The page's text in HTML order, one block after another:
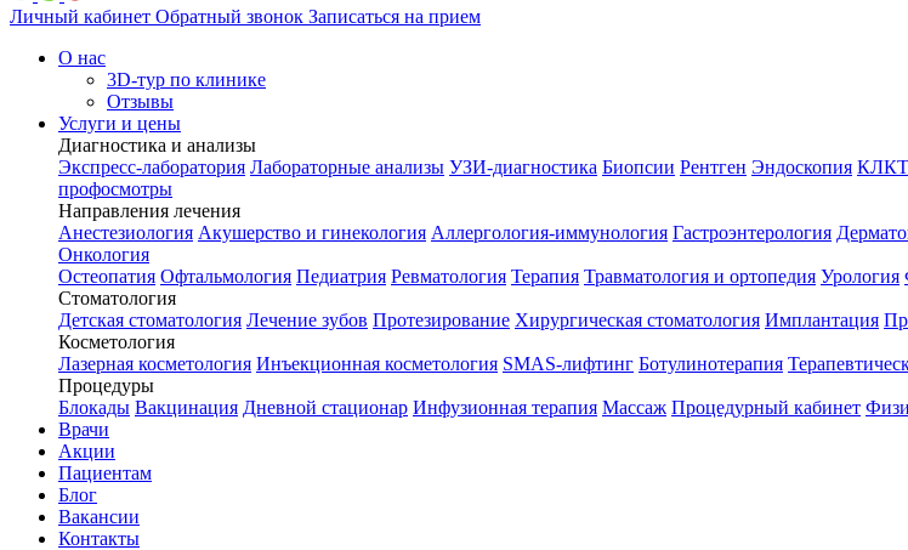
Личный кабинет Обратный звонок Записаться на прием
О нас
3D-тур по клинике
Отзывы
Услуги и цены
Диагностика и анализы
Экспресс-лаборатория Лабораторные анализы УЗИ-диагностика Биопсии Рентген Эндоскопия КЛКТ
профосмотры
Направления лечения
Анестезиология Акушерство и гинекология Аллергология-иммунология Гастроэнтерология
Онкология
Остеопатия Офтальмология Педиатрия Ревматология Терапия Травматология и ортопедия Урология
Стоматология
Детская стоматология Лечение зубов Протезирование Хирургическая стоматология Имплантация
Косметология
Лазерная косметология Инъекционная косметология SMAS-лифтинг Ботулинотерапия
Процедуры
Блокады Вакцинация Дневной стационар Инфузионная терапия Массаж Процедурный кабинет
Врачи
Акции
Пациентам
Блог
Вакансии
Контакты